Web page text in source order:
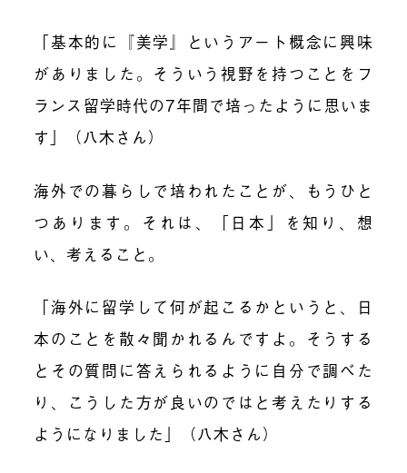
「基本的に『美学』というアート概念に興味
がありました。そういう視野を持つことをフ
ランス留学時代の7年間で培ったように思いま
す」（八木さん）
海外での暮らしで培われたことが、もうひと
つあります。それは、「日本」を知り、想
い、考えること。
「海外に留学して何が起こるかというと、日
本のことを散々聞かれるんですよ。そうする
とその質問に答えられるように自分で調べた
り、こうした方が良いのではと考えたりする
ようになりました」（八木さん）